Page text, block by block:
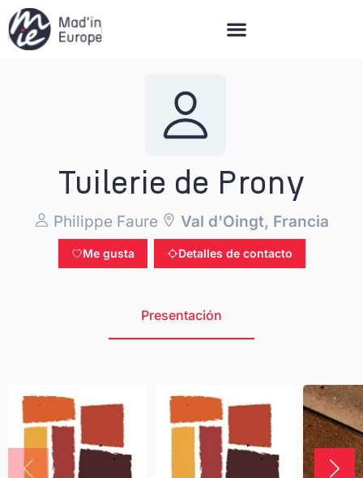
Tuilerie de Prony
Philippe Faure Val d'Oingt, Francia
Me gusta Detalles de contacto
Presentación